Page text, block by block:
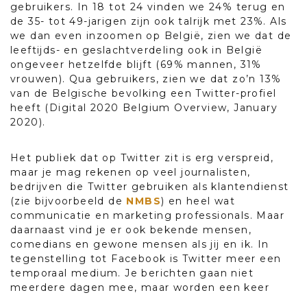
gebruikers. In 18 tot 24 vinden we 24% terug en
de 35- tot 49-jarigen zijn ook talrijk met 23%. Als
we dan even inzoomen op België, zien we dat de
leeftijds- en geslachtverdeling ook in België
ongeveer hetzelfde blijft (69% mannen, 31%
vrouwen). Qua gebruikers, zien we dat zo’n 13%
van de Belgische bevolking een Twitter-profiel
heeft (Digital 2020 Belgium Overview, January
2020).
Het publiek dat op Twitter zit is erg verspreid,
maar je mag rekenen op veel journalisten,
bedrijven die Twitter gebruiken als klantendienst
(zie bijvoorbeeld de NMBS) en heel wat
communicatie en marketing professionals. Maar
daarnaast vind je er ook bekende mensen,
comedians en gewone mensen als jij en ik. In
tegenstelling tot Facebook is Twitter meer een
temporaal medium. Je berichten gaan niet
meerdere dagen mee, maar worden een keer